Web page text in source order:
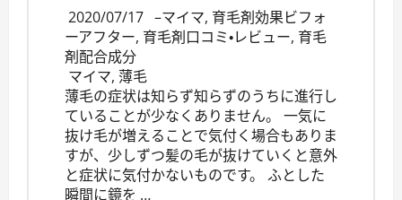
2020/07/17 –マイマ, 育毛剤効果ビフォ
ーアフター, 育毛剤口コミ・レビュー, 育毛
剤配合成分
マイマ, 薄毛
薄毛の症状は知らず知らずのうちに進行し
ていることが少なくありません。 一気に
抜け毛が増えることで気付く場合もありま
すが、少しずつ髪の毛が抜けていくと意外
と症状に気付かないものです。 ふとした
瞬間に鏡を …